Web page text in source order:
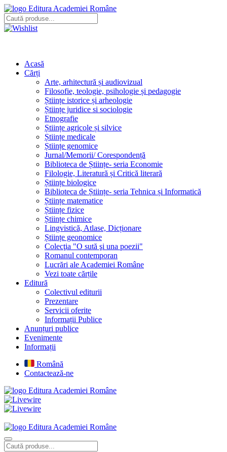
Editura Academiei Române
Acasă
Cărți
Arte, arhitectură și audiovizual
Filosofie, teologie, psihologie și pedagogie
Științe istorice și arheologie
Științe juridice si sociologie
Etnografie
Științe agricole și silvice
Științe medicale
Științe genomice
Jurnal/Memorii/ Corespondență
Biblioteca de Științe- seria Economie
Filologie, Literatură și Critică literară
Științe biologice
Biblioteca de Științe- seria Tehnica și Informatică
Științe matematice
Științe fizice
Științe chimice
Lingvistică, Atlase, Dicționare
Științe geonomice
Colecţia "O sută şi una poezii"
Romanul contemporan
Lucrări ale Academiei Române
Vezi toate cărțile
Editură
Colectivul editurii
Prezentare
Servicii oferite
Informații Publice
Anunțuri publice
Evenimente
Informații
Română
Contactează-ne
Editura Academiei Române
Editura Academiei Române